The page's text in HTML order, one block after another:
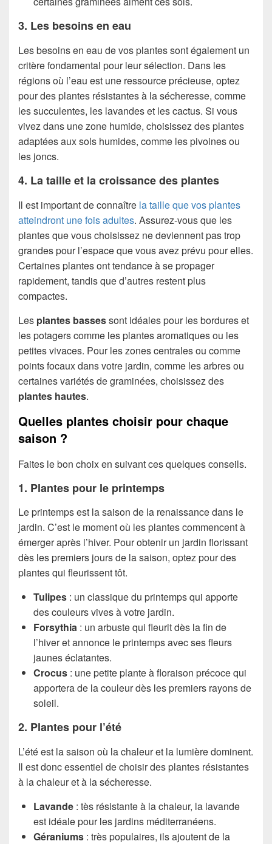
3. Les besoins en eau
Les besoins en eau de vos plantes sont également un
critère fondamental pour leur sélection. Dans les
régions où l’eau est une ressource précieuse, optez
pour des plantes résistantes à la sécheresse, comme
les succulentes, les lavandes et les cactus. Si vous
vivez dans une zone humide, choisissez des plantes
adaptées aux sols humides, comme les pivoines ou
les joncs.
4. La taille et la croissance des plantes
Il est important de connaître la taille que vos plantes
atteindront une fois adultes. Assurez-vous que les
plantes que vous choisissez ne deviennent pas trop
grandes pour l’espace que vous avez prévu pour elles.
Certaines plantes ont tendance à se propager
rapidement, tandis que d’autres restent plus
compactes.
Les plantes bassessont idéales pour les bordures et
les potagers comme les plantes aromatiques ou les
petites vivaces. Pour les zones centrales ou comme
points focaux dans votre jardin, comme les arbres ou
certaines variétés de graminées, choisissez des
plantes hautes.
Quelles plantes choisir pour chaque
saison ?
Faites le bon choix en suivant ces quelques conseils.
1. Plantes pour le printemps
Le printemps est la saison de la renaissance dans le
jardin. C’est le moment où les plantes commencent à
émerger après l’hiver. Pour obtenir un jardin florissant
dès les premiers jours de la saison, optez pour des
plantes qui fleurissent tôt.
Tulipes : un classique du printemps qui apporte
des couleurs vives à votre jardin.
Forsythia : un arbuste qui fleurit dès la fin de
l’hiver et annonce le printemps avec ses fleurs
jaunes éclatantes.
Crocus : une petite plante à floraison précoce qui
apportera de la couleur dès les premiers rayons de
soleil.
2. Plantes pour l’été
L’été est la saison où la chaleur et la lumière dominent.
Il est donc essentiel de choisir des plantes résistantes
à la chaleur et à la sécheresse.
Lavande : tès résistante à la chaleur, la lavande
est idéale pour les jardins méditerranéens.
Géraniums : très populaires, ils ajoutent de la